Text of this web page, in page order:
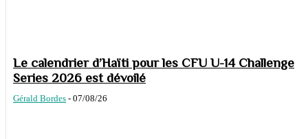
Le calendrier d’Haïti pour les CFU U-14 Challenge
Series 2026 est dévoilé
Gérald Bordes - 07/08/26